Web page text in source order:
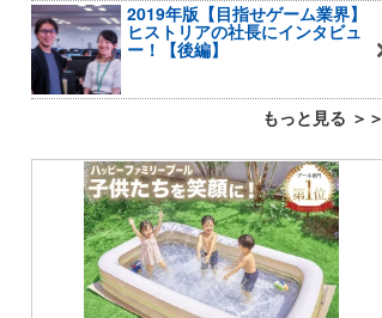
2019年版【目指せゲーム業界】
ヒストリアの社長にインタビュ
ー！【後編】
もっと見る ＞＞